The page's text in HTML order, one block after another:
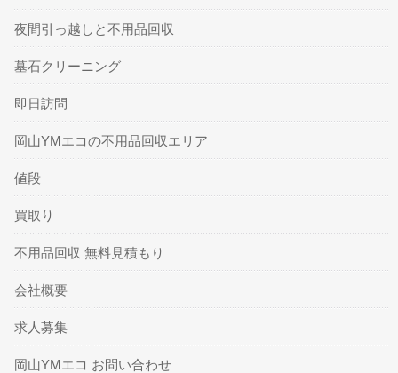
夜間引っ越しと不用品回収
墓石クリーニング
即日訪問
岡山YMエコの不用品回収エリア
値段
買取り
不用品回収 無料見積もり
会社概要
求人募集
岡山YMエコ お問い合わせ